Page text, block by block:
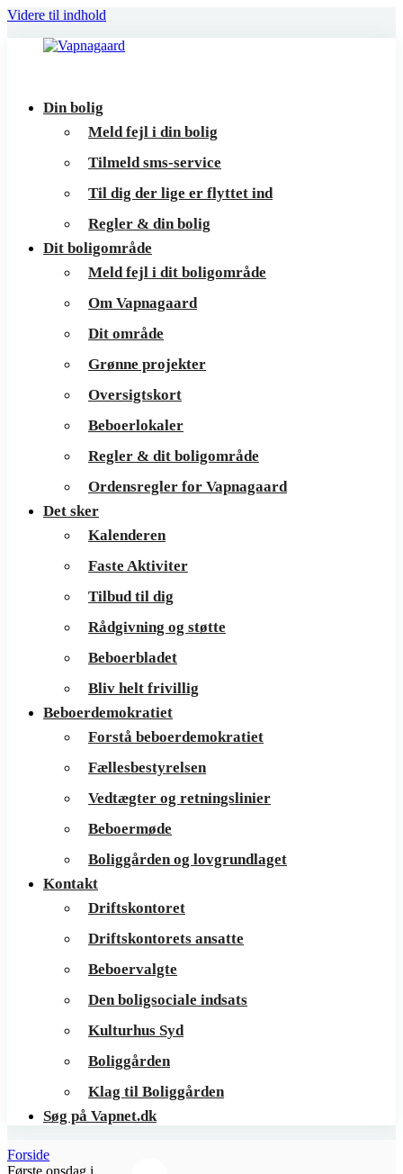
Videre til indhold
Vapnagaard
BoligerDin bolig
Meld fejl i din bolig
Tilmeld sms-service
Til dig der lige er flyttet ind
Regler & din bolig
Dit boligområde
Meld fejl i dit boligområde
Om Vapnagaard
Dit område
Grønne projekter
Oversigtskort
Beboerlokaler
Regler & dit boligområde
Ordensregler for Vapnagaard
Det sker
Kalenderen
Faste Aktiviter
Tilbud til dig
Rådgivning og støtte
Beboerbladet
Bliv helt frivillig
Beboerdemokratiet
Forstå beboerdemokratiet
Fællesbestyrelsen
Vedtægter og retningslinier
Beboermøde
Boliggården og lovgrundlaget
Kontakt
Driftskontoret
Driftskontorets ansatte
Beboervalgte
Den boligsociale indsats
Kulturhus Syd
Boliggården
Klag til Boliggården
Søg på Vapnet.dk
Forside
Første onsdag i